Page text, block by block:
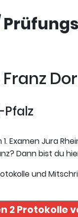
Pfalz
Examen Jura
Dann bist du
und
2 Protokolle